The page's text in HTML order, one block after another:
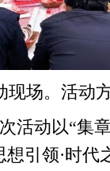
现场。活动
动以“集章
引领·时代